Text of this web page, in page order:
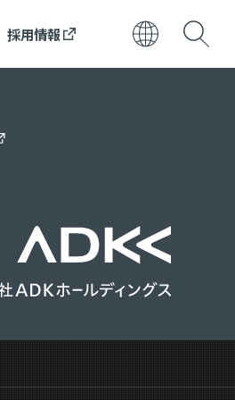
採用情報